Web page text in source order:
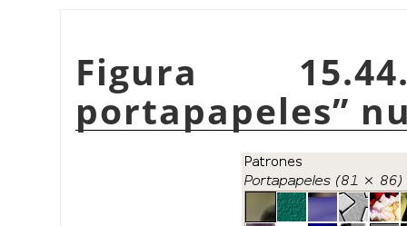
Figura
portapapeles”